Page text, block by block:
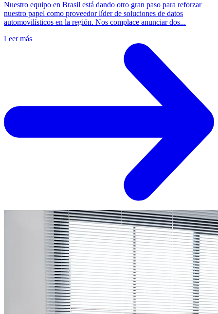
Nuestro equipo en Brasil está dando otro gran paso para reforzar
nuestro papel como proveedor líder de soluciones de datos
automovilísticos en la región. Nos complace anunciar dos...
Leer más